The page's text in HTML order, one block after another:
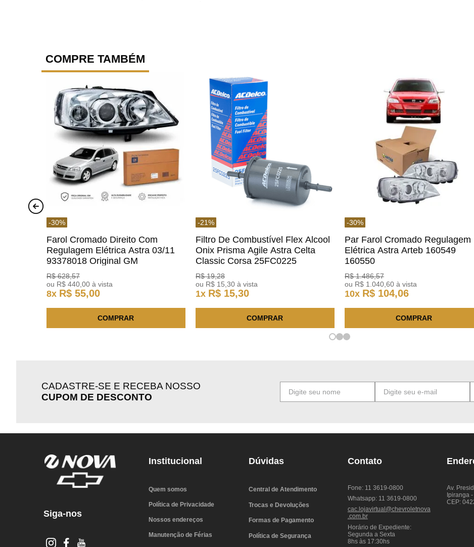
COMPRE TAMBÉM
-30%
Farol Cromado Direito Com
Regulagem Elétrica Astra 03/11
93378018 Original GM
R$ 628,57
ou R$ 440 ,00 à vista
8x R$ 55,00
COMPRAR
-21%
Filtro De Combustível Flex Alcool
Onix Prisma Agile Astra Celta
Classic Corsa 25FC0225
ACDelco
R$ 19,28
ou R$ 15 ,30 à vista
1x R$ 15,30
COMPRAR
-30%
Par Farol Cromado Regulagem
Elétrica Astra Arteb 160549
160550
R$ 1.486,57
ou R$ 1 .040 ,60 à vista
10x R$ 104,06
COMPRAR
CADASTRE-SE E RECEBA NOSSO
CUPOM DE DESCONTO
Siga-nos
Institucional
Quem somos
Política de Privacidade
Nossos endereços
Manutenção de Férias
Dúvidas
Central de Atendimento
Trocas e Devoluções
Formas de Pagamento
Política de Segurança
Contato
Fone: 11 3619-0800
Whatsapp: 11 3619-0800
cac.lojavirtual@chevroletnova
.com.br
Horário de Expediente:
Segunda a Sexta
8hs às 17:30hs
Av.
Ipiranga
CEP: